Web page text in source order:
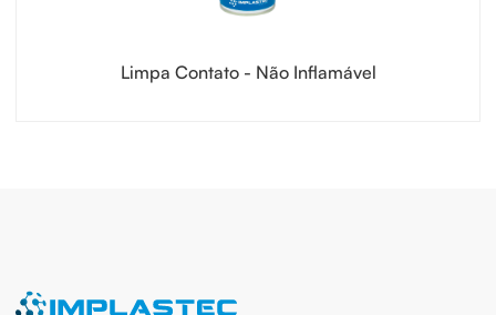
Limpa Contato - Não Inflamável